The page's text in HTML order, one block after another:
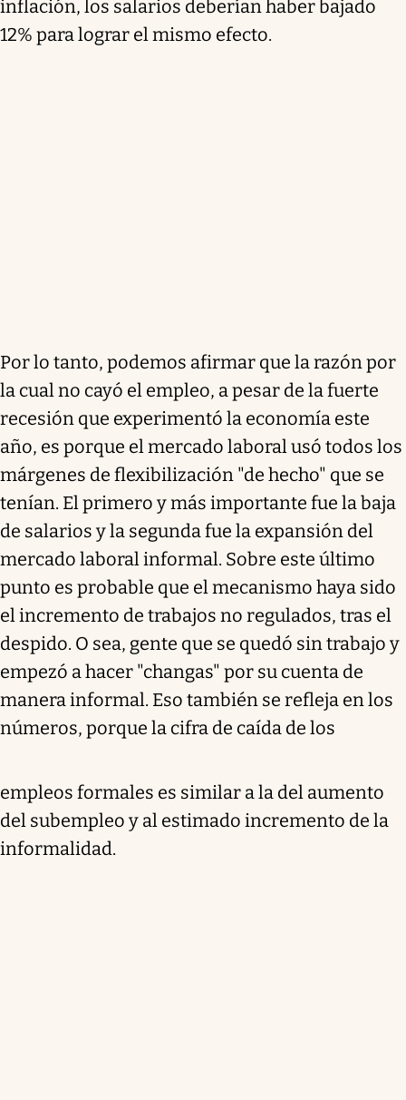
inflación, los salarios deberían haber bajado
12% para lograr el mismo efecto.
Por lo tanto, podemos afirmar que la razón por
la cual no cayó el empleo, a pesar de la fuerte
recesión que experimentó la economía este
año, es porque el mercado laboral usó todos los
márgenes de flexibilización "de hecho" que se
tenían. El primero y más importante fue la baja
de salarios y la segunda fue la expansión del
mercado laboral informal. Sobre este último
punto es probable que el mecanismo haya sido
el incremento de trabajos no regulados, tras el
despido. O sea, gente que se quedó sin trabajo y
empezó a hacer "changas" por su cuenta de
manera informal. Eso también se refleja en los
números, porque la cifra de caída de los
empleos formales es similar a la del aumento
del subempleo y al estimado incremento de la
informalidad.